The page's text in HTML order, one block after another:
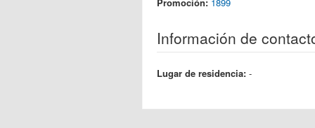
Información de
Lugar de residencia: -